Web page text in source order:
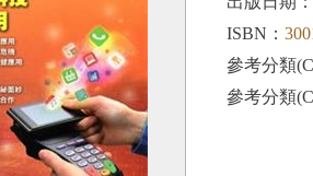
ISBN：
參考分類
參考分類